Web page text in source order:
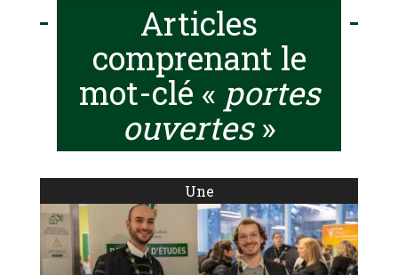
Articles
comprenant le
mot-clé « portes
ouvertes»
Une